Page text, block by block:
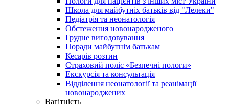
Школа для майбутніх батьків від "Лелеки"
Педіатрія та неонатологія
Обстеження новонародженого
Грудне вигодовування
Поради майбутнім батькам
Кесарів розтин
Страховий поліс «Безпечні пологи»
Екскурсія та консультація
Відділення неонатології та реанімації
новонароджених
Вагітність